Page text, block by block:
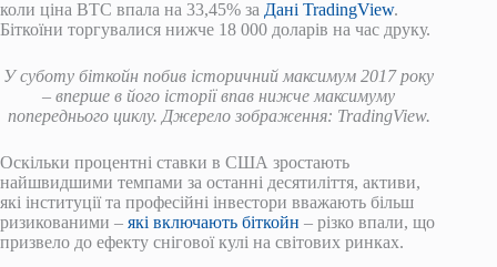
коли ціна BTC впала на 33,45% за Дані TradingView.
Біткоїни торгувалися нижче 18 000 доларів на час друку.
У суботу біткойн побив історичний максимум 2017 року
– вперше в його історії впав нижче максимуму
попереднього циклу. Джерело зображення: TradingView.
Оскільки процентні ставки в США зростають
найшвидшими темпами за останні десятиліття, активи,
які інституції та професійні інвестори вважають більш
ризикованими – які включають біткойн – різко впали, що
призвело до ефекту снігової кулі на світових ринках.